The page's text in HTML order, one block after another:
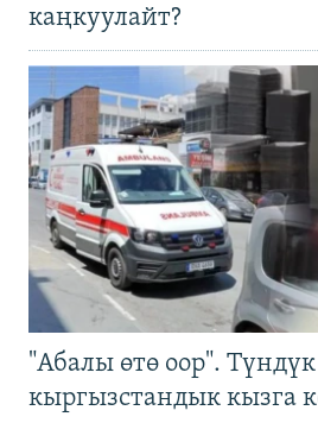
каңкуулайт?
"Абалы өтө оор".
кыргызстандык кызга